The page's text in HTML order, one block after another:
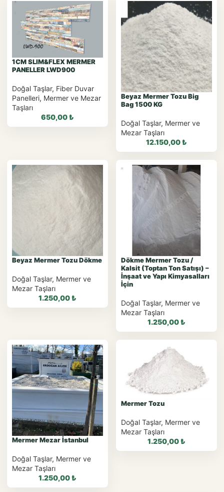
1CM SLIM&FLEX MERMER
PANELLER LWD900
Doğal Taşlar, Fiber Duvar
Panelleri, Mermer ve Mezar
Taşları
650,00₺
WhatsApp ile
WhatsApp Teklif Al
Beyaz Mermer Tozu Big
Bag 1500 KG
Doğal Taşlar, Mermer ve
Mezar Taşları
12.150,00₺
WhatsApp ile
WhatsApp Teklif Al
Beyaz Mermer Tozu Dökme
Doğal Taşlar, Mermer ve
Mezar Taşları
1.250,00₺
WhatsApp ile
Sipariş
WhatsApp Teklif Al
Dökme Mermer Tozu /
Kalsit (Toptan Ton Satışı) –
İnşaat ve Yapı Kimyasalları
İçin
Doğal Taşlar, Mermer ve
Mezar Taşları
1.250,00₺
WhatsApp ile
Sipariş
Mermer Mezar İstanbul
Doğal Taşlar, Mermer ve
Mezar Taşları
1.250,00₺
Mermer Tozu
Doğal Taşlar, Mermer ve
Mezar Taşları
1.250,00₺